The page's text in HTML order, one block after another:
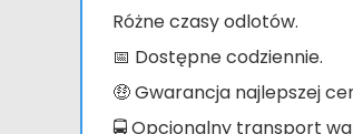
Różne czasy odlotów.
📅 Dostępne codziennie.
🤑 Gwarancja najlepszej
🚍 Opcjonalny transport